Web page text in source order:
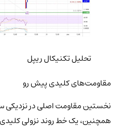
تحلیل تکنیکال ریپل
مقاومت‌های کلیدی پیش رو
همچنین، یک خط روند نزولی